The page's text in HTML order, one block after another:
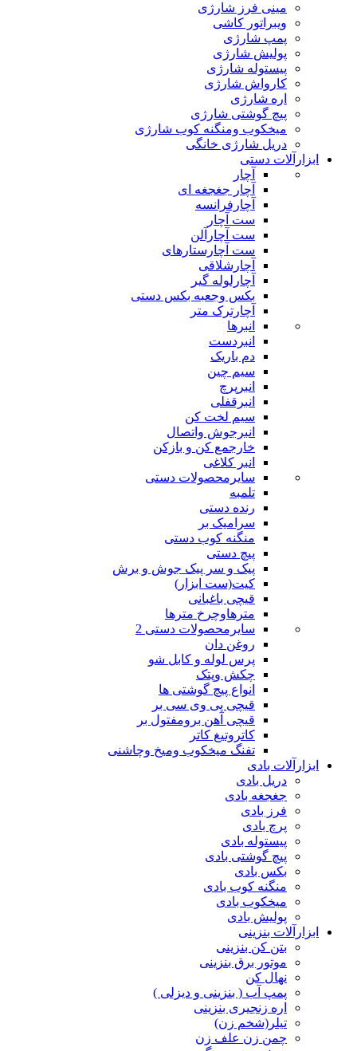
مینی فرز شارژی
ویبراتور کاشی
پمپ شارژی
پولیش شارژی
پیستوله شارژی
کارواش شارژی
اره شارژی
پیچ گوشتی شارژی
میخکوب ومنگنه کوب شارژی
دریل شارژی خانگی
ابزارآلات دستی
آچار
آچار جغجغه ای
آچارفرانسه
ست آچار
ست آچارآلن
ست آچارستارهای
آچارشلاقی
آچارلوله گیر
بکس وجعبه بکس دستی
آچارترک متر
انبرها
انبردست
دم باریک
سیم چین
انبرپرچ
انبرقفلی
سیم لخت کن
انبرجوش واتصال
خارجمع کن و بازکن
انبر کلاغی
سایرمحصولات دستی
تلمبه
رنده دستی
سرامیک بر
منگنه کوب دستی
پیچ دستی
پیک و سر پیک جوش و برش
کیت(ست ابزار)
قیچی باغبانی
مترهاوچرخ مترها
سایرمحصولات دستی 2
روغن دان
پرس لوله و کابل شو
چکش وپتک
انواع پیچ گوشتی ها
قیچی پی وی سی بر
قیچی آهن برومفتول بر
کاتروتیغ کاتر
تفنگ میخکوب ومیخ وچاشنی
ابزارآلات بادی
دریل بادی
جغجغه بادی
فرز بادی
پرچ بادی
پیستوله بادی
پیچ گوشتی بادی
بکس بادی
منگنه کوب بادی
میخکوب بادی
پولیش بادی
ابزارآلات بنزینی
بتن کن بنزینی
موتور برق بنزینی
نهال کن
پمپ آب ( بنزینی و دیزلی )
اره زنجیری بنزینی
تیلر(شخم زن)
چمن زن علف زن